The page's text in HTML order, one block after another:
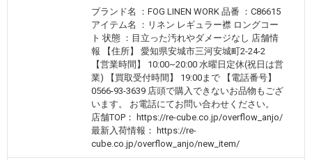
ブランド名 ：FOG LINEN WORK 品番 ：C86615
アイテム名 ：リネン レギュラー襟 ロングコー
ト 状態 ：目立った汚れやダメージなし 店舗情
報 【住所】 愛知県安城市三河安城町2-24-2
【営業時間】 10:00~20:00 水曜日定休(祝日は営
業) 【買取受付時間】 19:00まで 【電話番号】
0566-93-3639 店頭で購入できないお品物もござ
います。 お電話にてお問い合わせください。
店舗TOP： https://re-cube.co.jp/overflow_anjo/
最新入荷情報： https://re-
cube.co.jp/overflow_anjo/new_item/